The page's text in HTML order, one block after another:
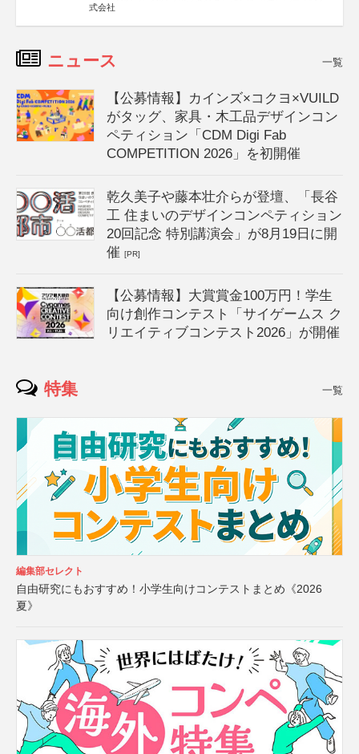
式会社
ニュース 一覧
【公募情報】カインズ×コクヨ×VUILD
がタッグ、家具・木工品デザインコン
ペティション「CDM Digi Fab
COMPETITION 2026」を初開催
乾久美子や藤本壮介らが登壇、「長谷
工 住まいのデザインコンペティション
20回記念 特別講演会」が8月19日に開
催[PR]
【公募情報】大賞賞金100万円！学生
向け創作コンテスト「サイゲームス ク
リエイティブコンテスト2026」が開催
特集 一覧
編集部セレクト
自由研究にもおすすめ！小学生向けコンテストまとめ《2026
夏》